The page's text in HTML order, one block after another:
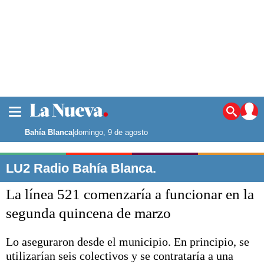
Noticias
La ciudad
Punta Alta
El país
El mundo
Seguridad
Deportes
Escenario Olímpico
Liga del Sur
Bahía Blanca|domingo, 9 de agosto
LU2 Radio Bahía Blanca.
La línea 521 comenzaría a funcionar en la
segunda quincena de marzo
Lo aseguraron desde el municipio. En principio, se
utilizarían seis colectivos y se contrataría a una